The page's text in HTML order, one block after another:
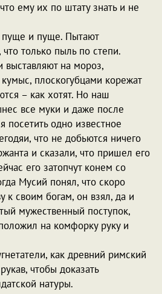
ему их по штату знать и не
пуще и пуще. Пытают
что только пыль по степи.
выставляют на мороз,
плоскогубцами корежат
– как хотят. Но наш
все муки и даже после
посетить одно известное
что не добьются ничего
и сказали, что пришел его
его затопчут конем со
Мусий понял, что скоро
к своим богам, он взял, да и
мужественный поступок,
на комфорку руку и
как древний римский
чтобы доказать
натуры.